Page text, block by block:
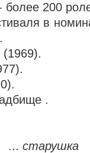
200
в
.
... старушка